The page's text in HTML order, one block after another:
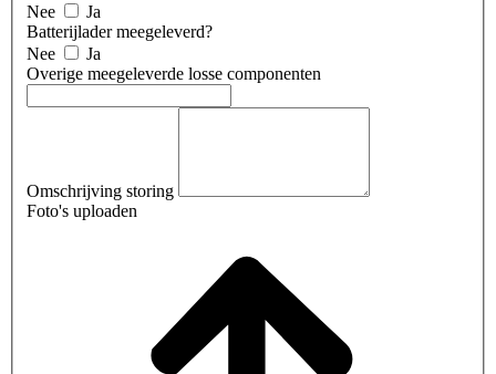
Nee
Ja
Batterijlader meegeleverd?
Nee
Ja
Overige meegeleverde losse componenten
Omschrijving storing
Foto's uploaden